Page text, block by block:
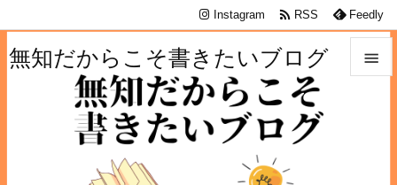
無知だからこそ書きたいブログ 
Instagram  RSS Feedly